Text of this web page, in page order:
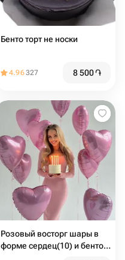
Бенто торт не носки
4.96327 8 500֏
Розовый восторг шары в
форме сердец(10) и бенто